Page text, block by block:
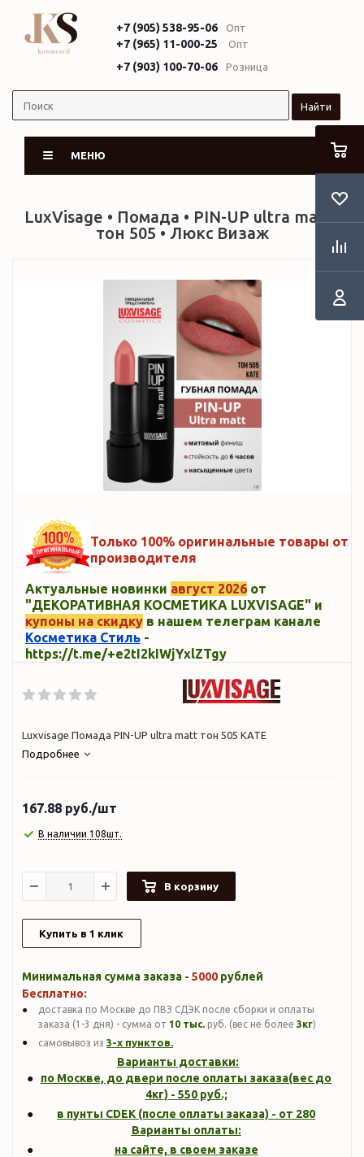
+7 (905) 538-95-06 Опт
+7 (965) 11-000-25 Опт
+7 (903) 100-70-06 Розница
Найти
МЕНЮ
LuxVisage • Помада • PIN-UP ultra matt •
тон 505 • Люкс Визаж
Только 100% оригинальные товары от
производителя
Актуальные новинки август 2026 от
"ДЕКОРАТИВНАЯ КОСМЕТИКА LUXVISAGE" и
купоны на скидку в нашем телеграм канале
Косметика Стиль -
https://t.me/+e2tI2kIWjYxlZTgy
Luxvisage Помада PIN-UP ultra matt тон 505 KATE
Подробнее
167.88 руб./шт
В наличии 108шт.
В корзину
Купить в 1 клик
Минимальная сумма заказа - 5000 рублей
Бесплатно:
доставка по Москве до ПВЗ СДЭК после сборки и оплаты
заказа (1-3 дня) - сумма от 10 тыс. руб. (вес не более 3кг)
самовывоз из 3-х пунктов.
Варианты доставки:
по Москве, до двери после оплаты заказа(вес до
4кг) - 550руб.;
в пунты CDEK (после оплаты заказа) - от 280
Варианты оплаты:
на сайте, в своем заказе